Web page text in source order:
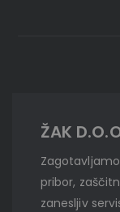
ŽAK
pribor,
zanesljiv